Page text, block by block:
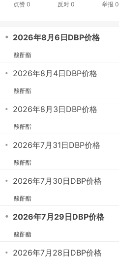
点赞0 反对 0 举报 0
・ 2026年8月6日DBP价格
酸酐酯
・ 2026年8月4日DBP价格
酸酐酯
・ 2026年8月3日DBP价格
酸酐酯
・ 2026年7月31日DBP价格
酸酐酯
・ 2026年7月30日DBP价格
酸酐酯
・ 2026年7月29日DBP价格
酸酐酯
・ 2026年7月28日DBP价格